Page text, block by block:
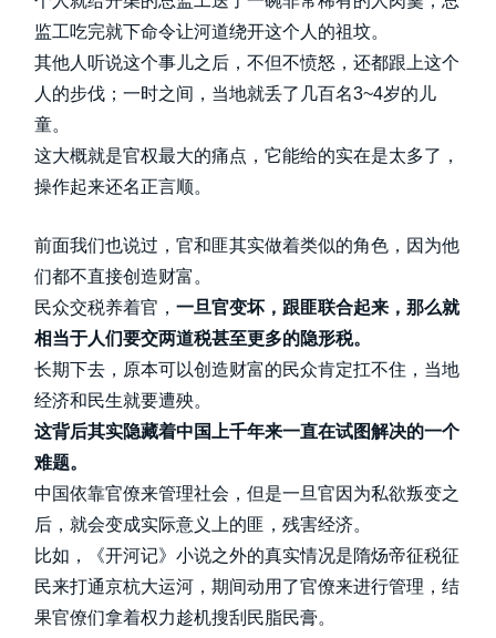
监工吃完就下命令让河道绕开这个人的祖坟。
其他人听说这个事儿之后，不但不愤怒，还都跟上这个
人的步伐；一时之间，当地就丢了几百名3~4岁的儿
童。
这大概就是官权最大的痛点，它能给的实在是太多了，
操作起来还名正言顺。
前面我们也说过，官和匪其实做着类似的角色，因为他
们都不直接创造财富。
民众交税养着官， 一旦官变坏，跟匪联合起来，那么就
相当于人们要交两道税甚至更多的隐形税。
长期下去，原本可以创造财富的民众肯定扛不住，当地
经济和民生就要遭殃。
这背后其实隐藏着中国上千年来一直在试图解决的一个
难题。
中国依靠官僚来管理社会，但是一旦官因为私欲叛变之
后，就会变成实际意义上的匪，残害经济。
比如，《开河记》小说之外的真实情况是隋炀帝征税征
民来打通京杭大运河，期间动用了官僚来进行管理，结
果官僚们拿着权力趁机搜刮民脂民膏。